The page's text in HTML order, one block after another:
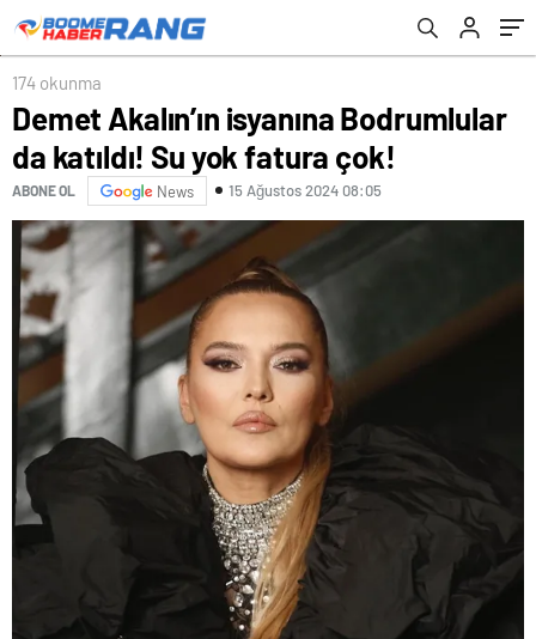
174 okunma
Demet Akalın’ın isyanına Bodrumlular
da katıldı! Su yok fatura çok!
ABONE OL News 15 Ağustos 2024 08:05